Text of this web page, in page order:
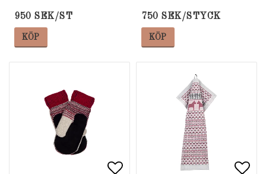
950 SEK/ST
KÖP
750 SEK/STYCK
KÖP